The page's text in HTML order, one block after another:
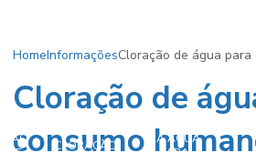
DE
CLORAÇÃO
DA ÁGUA
PARA
HomeInformaçõesCloração de água para
Cloração de
consumo